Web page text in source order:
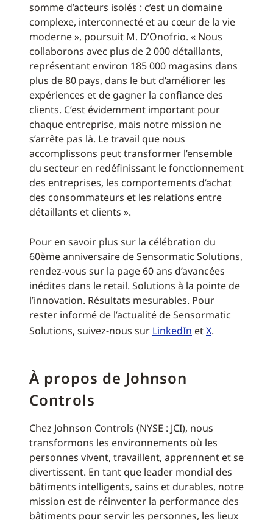
somme d’acteurs isolés : c’est un domaine
complexe, interconnecté et au cœur de la vie
moderne », poursuit M. D’Onofrio. « Nous
collaborons avec plus de 2 000 détaillants,
représentant environ 185 000 magasins dans
plus de 80 pays, dans le but d’améliorer les
expériences et de gagner la confiance des
clients. C’est évidemment important pour
chaque entreprise, mais notre mission ne
s’arrête pas là. Le travail que nous
accomplissons peut transformer l’ensemble
du secteur en redéfinissant le fonctionnement
des entreprises, les comportements d’achat
des consommateurs et les relations entre
détaillants et clients ».
Pour en savoir plus sur la célébration du
60ème anniversaire de Sensormatic Solutions,
rendez-vous sur la page 60 ans d’avancées
inédites dans le retail. Solutions à la pointe de
l’innovation. Résultats mesurables. Pour
rester informé de l’actualité de Sensormatic
Solutions, suivez-nous sur LinkedIn etX.
À propos de Johnson
Controls
Chez Johnson Controls (NYSE : JCI), nous
transformons les environnements où les
personnes vivent, travaillent, apprennent et se
divertissent. En tant que leader mondial des
bâtiments intelligents, sains et durables, notre
mission est de réinventer la performance des
bâtiments pour servir les personnes, les lieux